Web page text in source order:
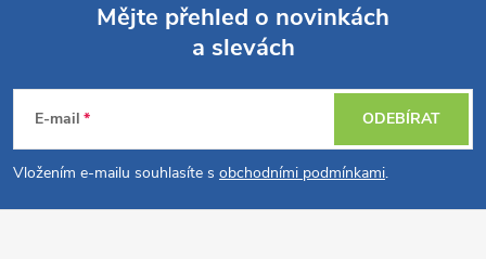
p
a
Mějte přehled o novinkách
a slevách
E-mail
Vložením e-mailu souhlasíte s obchodními podmínkami.
ODEBÍRAT